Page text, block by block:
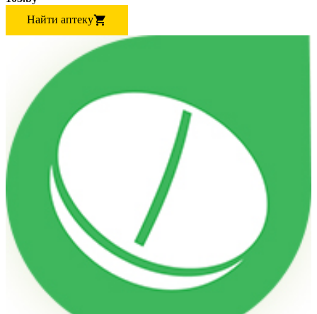
Найти аптеку